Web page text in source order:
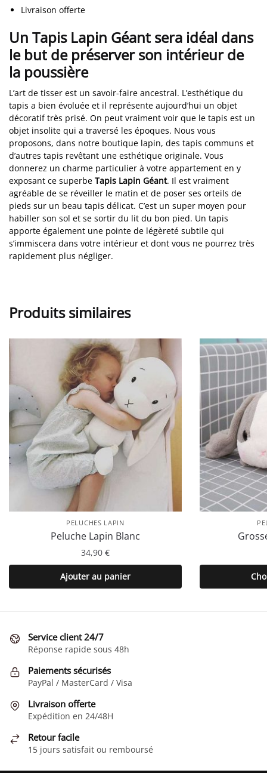
Livraison offerte
Un Tapis Lapin Géant sera idéal dans
le but de préserver son intérieur de
la poussière
L’art de tisser est un savoir-faire ancestral. L’esthétique du
tapis a bien évoluée et il représente aujourd’hui un objet
décoratif très prisé. On peut vraiment voir que le tapis est un
objet insolite qui a traversé les époques. Nous vous
proposons, dans notre boutique lapin, des tapis communs et
d’autres tapis revêtant une esthétique originale. Vous
donnerez un charme particulier à votre appartement en y
exposant ce superbe Tapis Lapin Géant. Il est vraiment
agréable de se réveiller le matin et de poser ses orteils de
pieds sur un beau tapis délicat. C’est un super moyen pour
habiller son sol et se sortir du lit du bon pied. Un tapis
apporte également une pointe de légèreté subtile qui
s’immiscera dans votre intérieur et dont vous ne pourrez très
rapidement plus négliger.
Produits similaires
PELUCHES LAPIN
Peluche Lapin Blanc
34,90 €
Ajouter au panier
Service client 24/7
Réponse rapide sous 48h
Paiements sécurisés
PayPal / MasterCard / Visa
Livraison offerte
Expédition en 24/48H
Retour facile
15 jours satisfait ou remboursé